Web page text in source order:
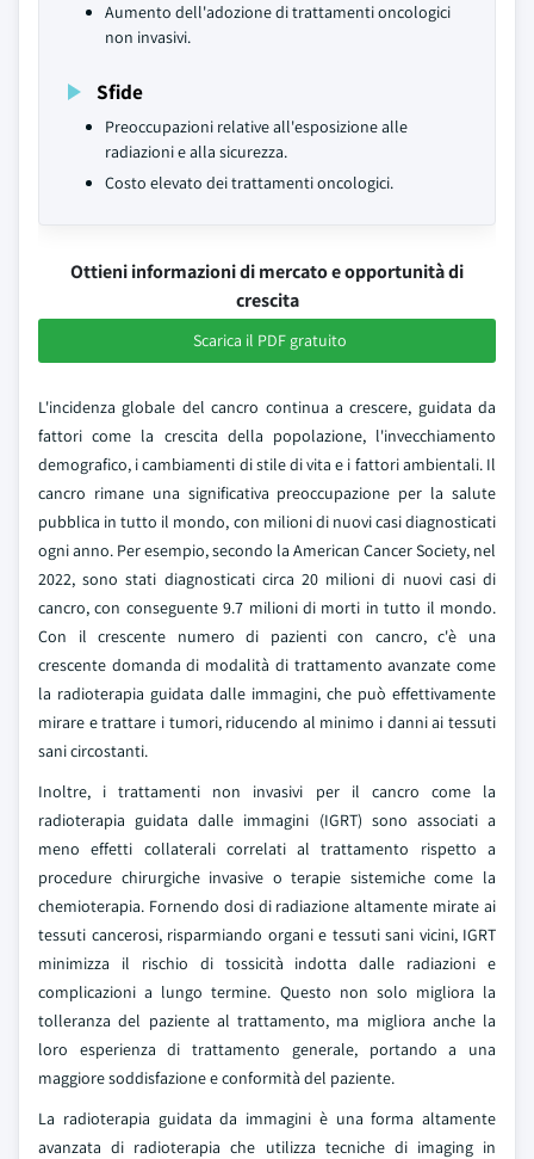
Aumento dell'adozione di trattamenti oncologici
non invasivi.
Sfide
Preoccupazioni relative all'esposizione alle
radiazioni e alla sicurezza.
Costo elevato dei trattamenti oncologici.
Ottieni informazioni di mercato e opportunità di
crescita
Scarica il PDF gratuito
L'incidenza globale del cancro continua a crescere, guidata da
fattori come la crescita della popolazione, l'invecchiamento
demografico, i cambiamenti di stile di vita e i fattori ambientali. Il
cancro rimane una significativa preoccupazione per la salute
pubblica in tutto il mondo, con milioni di nuovi casi diagnosticati
ogni anno. Per esempio, secondo la American Cancer Society, nel
2022, sono stati diagnosticati circa 20 milioni di nuovi casi di
cancro, con conseguente 9.7 milioni di morti in tutto il mondo.
Con il crescente numero di pazienti con cancro, c'è una
crescente domanda di modalità di trattamento avanzate come
la radioterapia guidata dalle immagini, che può effettivamente
mirare e trattare i tumori, riducendo al minimo i danni ai tessuti
sani circostanti.
Inoltre, i trattamenti non invasivi per il cancro come la
radioterapia guidata dalle immagini (IGRT) sono associati a
meno effetti collaterali correlati al trattamento rispetto a
procedure chirurgiche invasive o terapie sistemiche come la
chemioterapia. Fornendo dosi di radiazione altamente mirate ai
tessuti cancerosi, risparmiando organi e tessuti sani vicini, IGRT
minimizza il rischio di tossicità indotta dalle radiazioni e
complicazioni a lungo termine. Questo non solo migliora la
tolleranza del paziente al trattamento, ma migliora anche la
loro esperienza di trattamento generale, portando a una
maggiore soddisfazione e conformità del paziente.
La radioterapia guidata da immagini è una forma altamente
avanzata di radioterapia che utilizza tecniche di imaging in